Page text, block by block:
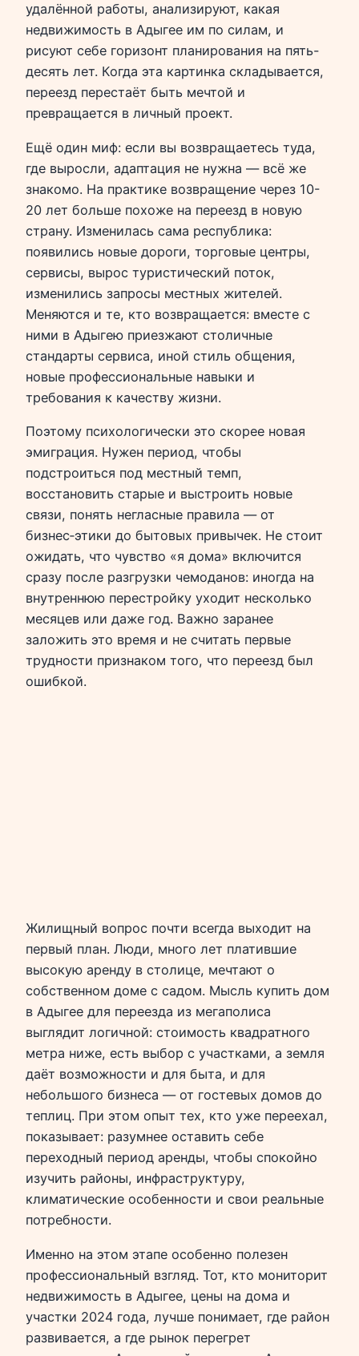
удалённой работы, анализируют, какая
недвижимость в Адыгее им по силам, и
рисуют себе горизонт планирования на пять-
десять лет. Когда эта картинка складывается,
переезд перестаёт быть мечтой и
превращается в личный проект.
Ещё один миф: если вы возвращаетесь туда,
где выросли, адаптация не нужна — всё же
знакомо. На практике возвращение через 10-
20 лет больше похоже на переезд в новую
страну. Изменилась сама республика:
появились новые дороги, торговые центры,
сервисы, вырос туристический поток,
изменились запросы местных жителей.
Меняются и те, кто возвращается: вместе с
ними в Адыгею приезжают столичные
стандарты сервиса, иной стиль общения,
новые профессиональные навыки и
требования к качеству жизни.
Поэтому психологически это скорее новая
эмиграция. Нужен период, чтобы
подстроиться под местный темп,
восстановить старые и выстроить новые
связи, понять негласные правила — от
бизнес‑этики до бытовых привычек. Не стоит
ожидать, что чувство «я дома» включится
сразу после разгрузки чемоданов: иногда на
внутреннюю перестройку уходит несколько
месяцев или даже год. Важно заранее
заложить это время и не считать первые
трудности признаком того, что переезд был
ошибкой.
Жилищный вопрос почти всегда выходит на
первый план. Люди, много лет платившие
высокую аренду в столице, мечтают о
собственном доме с садом. Мысль купить дом
в Адыгее для переезда из мегаполиса
выглядит логичной: стоимость квадратного
метра ниже, есть выбор с участками, а земля
даёт возможности и для быта, и для
небольшого бизнеса — от гостевых домов до
теплиц. При этом опыт тех, кто уже переехал,
показывает: разумнее оставить себе
переходный период аренды, чтобы спокойно
изучить районы, инфраструктуру,
климатические особенности и свои реальные
потребности.
Именно на этом этапе особенно полезен
профессиональный взгляд. Тот, кто мониторит
недвижимость в Адыгее, цены на дома и
участки 2024 года, лучше понимает, где район
развивается, а где рынок перегрет